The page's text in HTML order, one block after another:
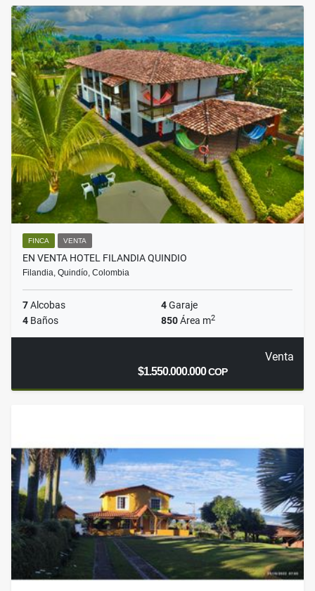
FINCA VENTA
EN VENTA HOTEL FILANDIA QUINDIO
Filandia, Quindío, Colombia
7Alcobas 4Garaje
4 Baños 850Área m2
Venta
$1.550.000.000COP